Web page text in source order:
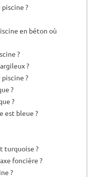
?
en béton où
?
?
?
?
?
est bleue ?
turquoise ?
foncière ?
?